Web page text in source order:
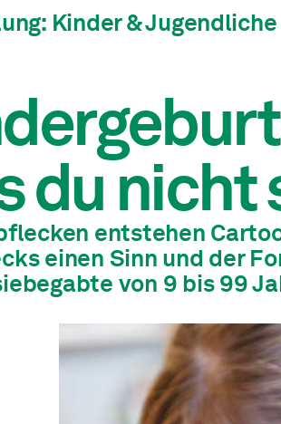
Kinder & Jugendliche
du nicht
entstehen
einen Sinn und der
von 9 bis 99